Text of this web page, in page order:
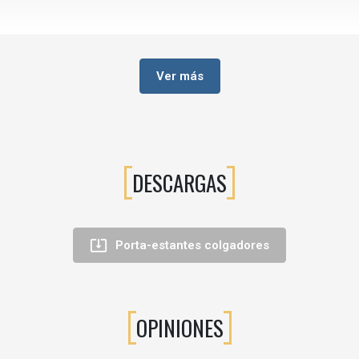
y mejora la adherencia, evitando vibraciones y deslizamientos.
estanterías de cristal en armarios, tiendas y expositores
o lacado con estructuras de madera o metal, adaptándose a
Ver más
DESCARGAS
 Porta-estantes colgadores
OPINIONES